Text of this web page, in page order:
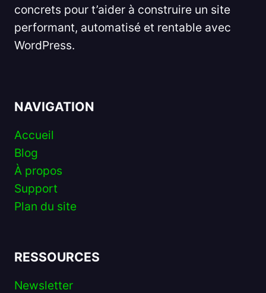
concrets pour t’aider à construire un site
performant, automatisé et rentable avec
WordPress.
NAVIGATION
Accueil
Blog
À propos
Support
Plan du site
RESSOURCES
Newsletter